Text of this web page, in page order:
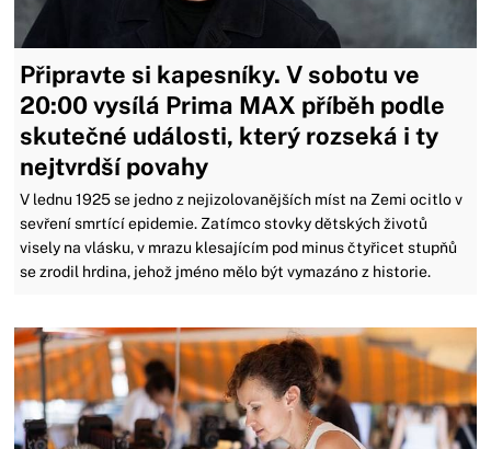
Připravte si kapesníky. V sobotu ve
20:00 vysílá Prima MAX příběh podle
skutečné události, který rozseká i ty
nejtvrdší povahy
V lednu 1925 se jedno z nejizolovanějších míst na Zemi ocitlo v
sevření smrtící epidemie. Zatímco stovky dětských životů
visely na vlásku, v mrazu klesajícím pod minus čtyřicet stupňů
se zrodil hrdina, jehož jméno mělo být vymazáno z historie.